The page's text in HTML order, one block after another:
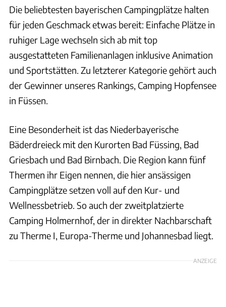
Die beliebtesten bayerischen Campingplätze halten
für jeden Geschmack etwas bereit: Einfache Plätze in
ruhiger Lage wechseln sich ab mit top
ausgestatteten Familienanlagen inklusive Animation
und Sportstätten. Zu letzterer Kategorie gehört auch
der Gewinner unseres Rankings, Camping Hopfensee
in Füssen.
Eine Besonderheit ist das Niederbayerische
Bäderdreieck mit den Kurorten Bad Füssing, Bad
Griesbach und Bad Birnbach. Die Region kann fünf
Thermen ihr Eigen nennen, die hier ansässigen
Campingplätze setzen voll auf den Kur- und
Wellnessbetrieb. So auch der zweitplatzierte
Camping Holmernhof, der in direkter Nachbarschaft
zu Therme I, Europa-Therme und Johannesbad liegt.
ANZEIGE